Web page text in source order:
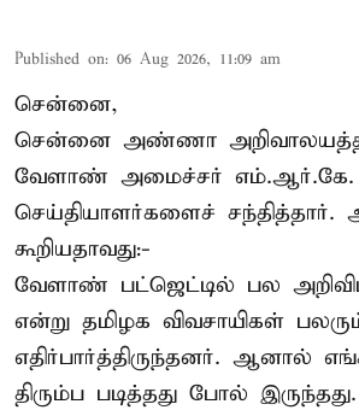
Published on: 06 Aug 2026, 11:09 am
சென்னை,
சென்னை அண்ணா
வேளாண் அமைச்சர்
செய்தியாளர்களைச்
கூறியதாவது:-
வேளாண் பட்ஜெட்டில் பல
என்று தமிழக விவசாயிகள்
எதிர்பார்த்திருந்தனர். ஆனால்
திரும்ப படித்தது போல்